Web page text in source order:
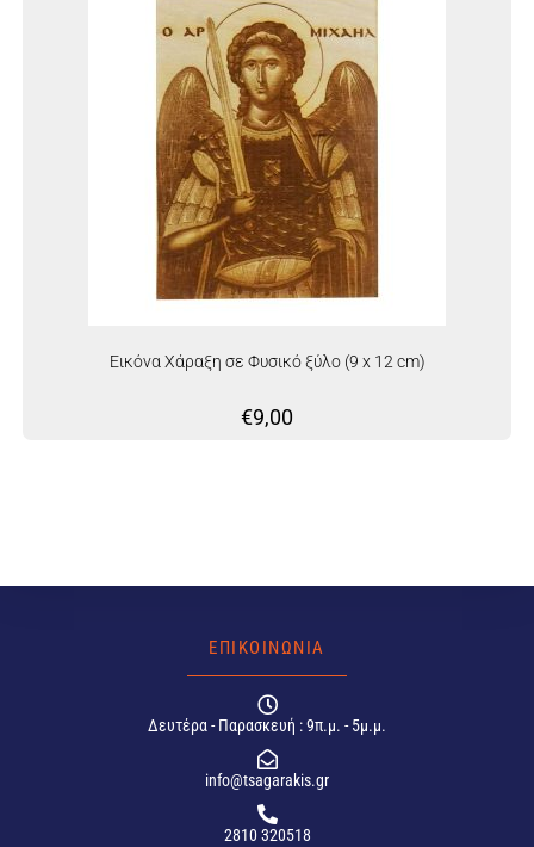
Εικόνα Χάραξη σε Φυσικό ξύλο (9 x 12 cm)
€9,00
ΕΠΙΚΟΙΝΩΝΙΑ
Δευτέρα - Παρασκευή : 9π.μ. - 5μ.μ.
info@tsagarakis.gr
2810 320518